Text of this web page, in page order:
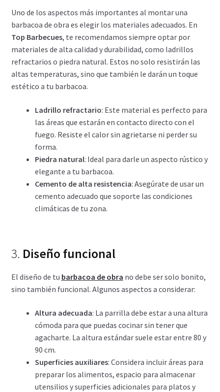
Uno de los aspectos más importantes al montar una
barbacoa de obra es elegir los materiales adecuados. En
Top Barbecues, te recomendamos siempre optar por
materiales de alta calidad y durabilidad, como ladrillos
refractarios o piedra natural. Estos no solo resistirán las
altas temperaturas, sino que también le darán un toque
estético a tu barbacoa.
Ladrillo refractario: Este material es perfecto para
las áreas que estarán en contacto directo con el
fuego. Resiste el calor sin agrietarse ni perder su
forma.
Piedra natural: Ideal para darle un aspecto rústico y
elegante a tu barbacoa.
Cemento de alta resistencia: Asegúrate de usar un
cemento adecuado que soporte las condiciones
climáticas de tu zona.
3. Diseño funcional
El diseño de tu barbacoa de obra no debe ser solo bonito,
sino también funcional. Algunos aspectos a considerar:
Altura adecuada: La parrilla debe estar a una altura
cómoda para que puedas cocinar sin tener que
agacharte. La altura estándar suele estar entre 80 y
90 cm.
Superficies auxiliares: Considera incluir áreas para
preparar los alimentos, espacio para almacenar
utensilios y superficies adicionales para platos y